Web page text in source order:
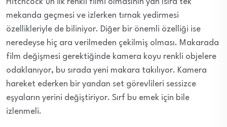
mekanda geçmesi ve izlerken tırnak yedirmesi
özellikleriyle de biliniyor. Diğer bir önemli özelliği ise
neredeyse hiç ara verilmeden çekilmiş olması. Makarada
film değişmesi gerektiğinde kamera koyu renkli objelere
odaklanıyor, bu sırada yeni makara takılıyor. Kamera
hareket ederken bir yandan set görevlileri sessizce
eşyaların yerini değiştiriyor. Sırf bu emek için bile
izlenmeli.